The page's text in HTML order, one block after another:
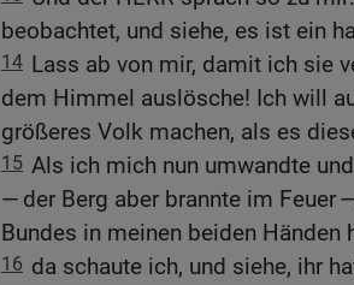
beobachtet, und siehe, es ist ein
14 Lass ab von mir, damit ich sie
dem Himmel auslösche! Ich will
größeres Volk machen, als es
15 Als ich mich nun umwandte
— der Berg aber brannte im Feuer
Bundes in meinen beiden Händen
16 da schaute ich, und siehe, ihr